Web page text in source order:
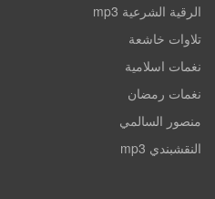
الرقية الشرعية mp3
تلاوات خاشعة
نغمات اسلامية
نغمات رمضان
منصور السالمي
النقشبندي mp3